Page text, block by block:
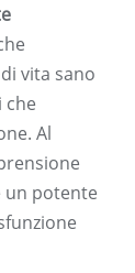
vita sano
Al
un potente